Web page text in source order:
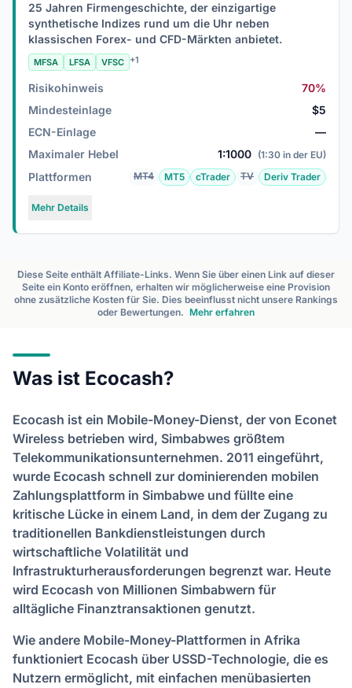
25 Jahren Firmengeschichte, der einzigartige
synthetische Indizes rund um die Uhr neben
klassischen Forex- und CFD-Märkten anbietet.
MFSA LFSA VFSC +1
Risikohinweis
70%
Mindesteinlage
$5
ECN-Einlage
—
Maximaler Hebel
1:1000 (1:30 in der EU)
Plattformen MT4 MT5 cTrader TV Deriv Trader
Mehr Details
Diese Seite enthält Affiliate-Links. Wenn Sie über einen Link auf dieser
Seite ein Konto eröffnen, erhalten wir möglicherweise eine Provision
ohne zusätzliche Kosten für Sie. Dies beeinflusst nicht unsere Rankings
oder Bewertungen. Mehr erfahren
Was ist Ecocash?
Ecocash ist ein Mobile-Money-Dienst, der von Econet
Wireless betrieben wird, Simbabwes größtem
Telekommunikationsunternehmen. 2011 eingeführt,
wurde Ecocash schnell zur dominierenden mobilen
Zahlungsplattform in Simbabwe und füllte eine
kritische Lücke in einem Land, in dem der Zugang zu
traditionellen Bankdienstleistungen durch
wirtschaftliche Volatilität und
Infrastrukturherausforderungen begrenzt war. Heute
wird Ecocash von Millionen Simbabwern für
alltägliche Finanztransaktionen genutzt.
Wie andere Mobile-Money-Plattformen in Afrika
funktioniert Ecocash über USSD-Technologie, die es
Nutzern ermöglicht, mit einfachen menübasierten